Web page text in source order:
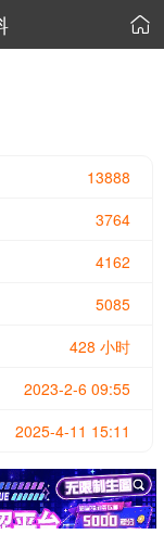

13888
3764
4162
5085
428 小时
2023-2-6 09:55
2025-4-11 15:11